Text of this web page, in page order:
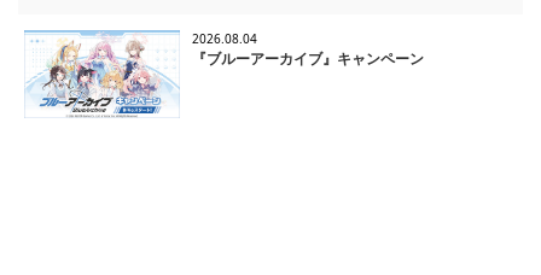
2026.08.04
『ブルーアーカイブ』キャンペーン